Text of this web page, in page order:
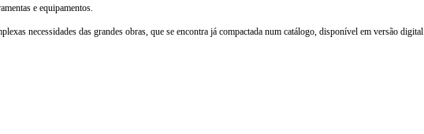
e equipamentos.
necessidades das grandes obras, que se encontra já compactada num catálogo, disponível em versão